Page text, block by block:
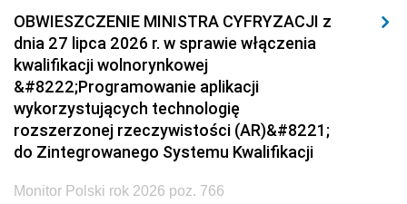
OBWIESZCZENIE MINISTRA CYFRYZACJI z
dnia 27 lipca 2026 r. w sprawie włączenia
kwalifikacji wolnorynkowej
&#8222;Programowanie aplikacji
wykorzystujących technologię
rozszerzonej rzeczywistości (AR)&#8221;
do Zintegrowanego Systemu Kwalifikacji
Monitor Polski rok 2026 poz. 766